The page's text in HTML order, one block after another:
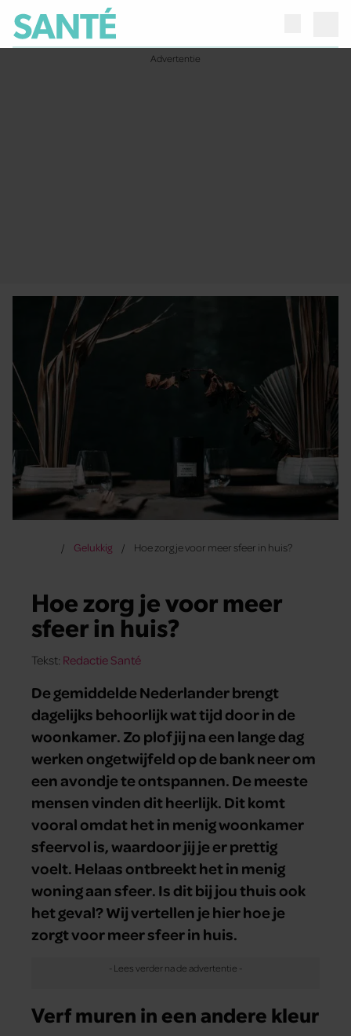
Gelukkig Hoe zorg je voor meer sfeer in huis?
Hoe zorg je voor meer
sfeer in huis?
Tekst: Redactie Santé
De gemiddelde Nederlander brengt
dagelijks behoorlijk wat tijd door in de
woonkamer. Zo plof jij na een lange dag
werken ongetwijfeld op de bank neer om
een avondje te ontspannen. De meeste
mensen vinden dit heerlijk. Dit komt
vooral omdat het in menig woonkamer
sfeervol is, waardoor jij je er prettig
voelt. Helaas ontbreekt het in menig
woning aan sfeer. Is dit bij jou thuis ook
het geval? Wij vertellen je hier hoe je
zorgt voor meer sfeer in huis.
Verf muren in een andere kleur